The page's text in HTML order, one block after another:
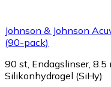
Johnson & Johnson
(90-pack)
90 st, Endagslinser, 8.5
Silikonhydrogel (SiHy)